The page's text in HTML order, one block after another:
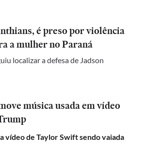
é preso por violência
a mulher no Paraná
localizar a defesa de Jadson
música usada em vídeo
vídeo de Taylor Swift sendo vaiada